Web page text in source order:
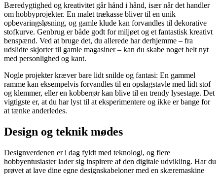
Bæredygtighed og kreativitet går hånd i hånd, især når det handler
om hobbyprojekter. En malet trækasse bliver til en unik
opbevaringsløsning, og gamle klude kan forvandles til dekorative
stofkurve. Genbrug er både godt for miljøet og et fantastisk kreativt
benspænd. Ved at bruge det, du allerede har derhjemme – fra
udslidte skjorter til gamle magasiner – kan du skabe noget helt nyt
med personlighed og kant.
Nogle projekter kræver bare lidt snilde og fantasi: En gammel
ramme kan eksempelvis forvandles til en opslagstavle med lidt stof
og klemmer, eller en kobberrør kan blive til en trendy lysestage. Det
vigtigste er, at du har lyst til at eksperimentere og ikke er bange for
at tænke anderledes.
Design og teknik mødes
Designverdenen er i dag fyldt med teknologi, og flere
hobbyentusiaster lader sig inspirere af den digitale udvikling. Har du
prøvet at lave dine egne designskabeloner med en skæremaskine